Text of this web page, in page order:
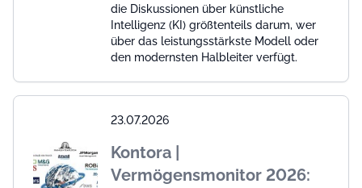
die Diskussionen über künstliche
Intelligenz (KI) größtenteils darum, wer
über das leistungsstärkste Modell oder
den modernsten Halbleiter verfügt.
23.07.2026
Kontora |
Vermögensmonitor 2026: